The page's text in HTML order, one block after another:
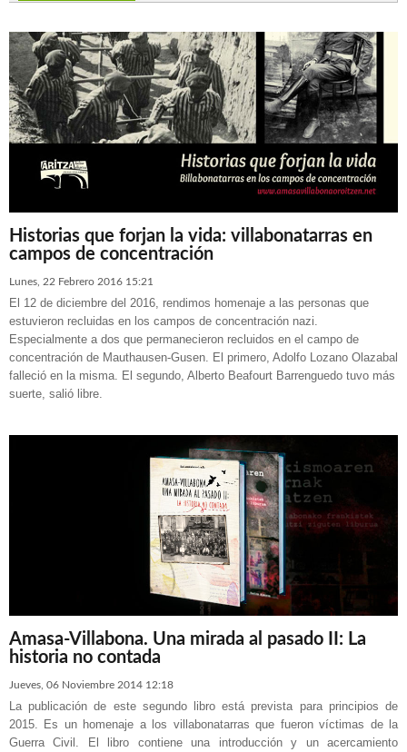
Historias que forjan la vida: villabonatarras en
campos de concentración
Lunes, 22 Febrero 2016 15:21
El 12 de diciembre del 2016, rendimos homenaje a las personas que
estuvieron recluidas en los campos de concentración nazi.
Especialmente a dos que permanecieron recluidos en el campo de
concentración de Mauthausen-Gusen. El primero, Adolfo Lozano Olazabal
falleció en la misma. El segundo, Alberto Beafourt Barrenguedo tuvo más
suerte, salió libre.
Amasa-Villabona. Una mirada al pasado II: La
historia no contada
Jueves, 06 Noviembre 2014 12:18
La publicación de este segundo libro está prevista para principios de
2015. Es un homenaje a los villabonatarras que fueron víctimas de la
Guerra Civil. El libro contiene una introducción y un acercamiento